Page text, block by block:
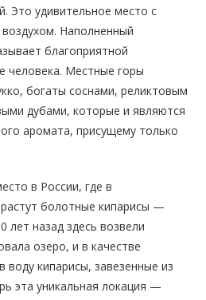
Это удивительное место с
Наполненный
благоприятной
человека. Местные горы
богаты соснами, реликтовым
дубами, которые и являются
аромата, присущему только
в России, где в
болотные кипарисы —
лет назад здесь возвели
озеро, и в качестве
воду кипарисы, завезенные из
эта уникальная локация —